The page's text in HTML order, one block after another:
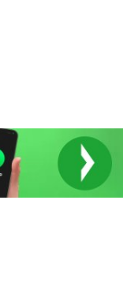
la Copa
ingresar a México